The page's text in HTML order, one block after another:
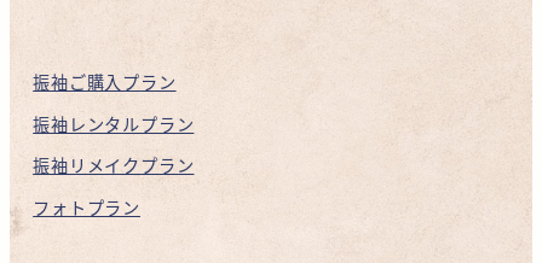
振袖ご購入プラン
振袖レンタルプラン
振袖リメイクプラン
フォトプラン